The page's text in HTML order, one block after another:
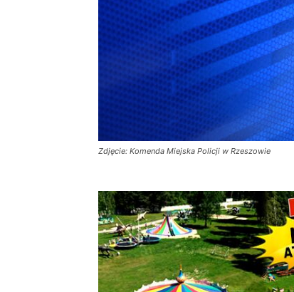
Zdjęcie: Komenda Miejska Policji w Rzeszowie